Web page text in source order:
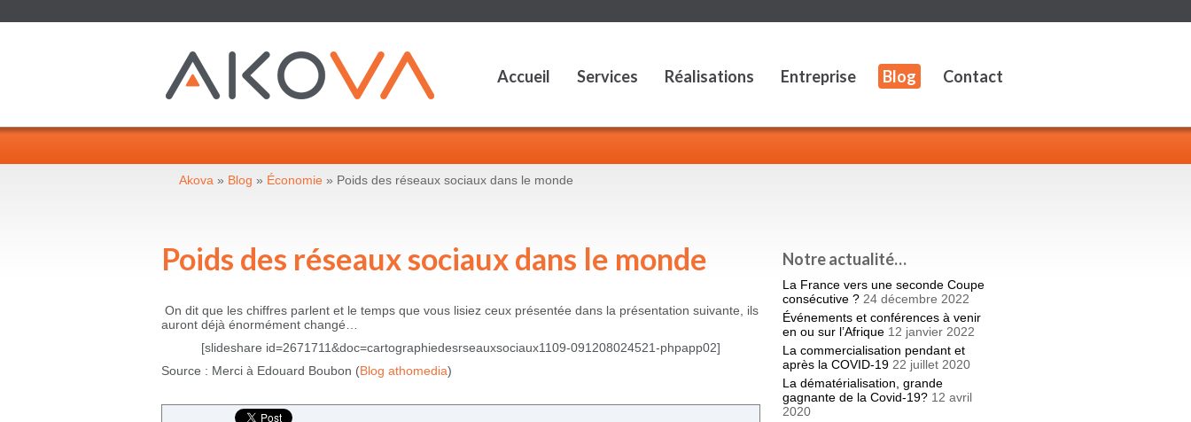
Accueil Services Réalisations Entreprise Blog Contact
Akova » Blog » Économie » Poids des réseaux sociaux dans le monde
Poids des réseaux sociaux dans le monde
On dit que les chiffres parlent et le temps que vous lisiez ceux présentée dans la présentation suivante, ils
auront déjà énormément changé…
[slideshare id=2671711&doc=cartographiedesrseauxsociaux1109-091208024521-phpapp02]
Source : Merci à Edouard Boubon (Blog athomedia)
Notre actualité…
La France vers une seconde Coupe
consécutive ? 24 décembre 2022
Événements et conférences à venir
en ou sur l’Afrique 12 janvier 2022
La commercialisation pendant et
après la COVID-19 22 juillet 2020
La dématérialisation, grande
gagnante de la Covid-19? 12 avril
2020